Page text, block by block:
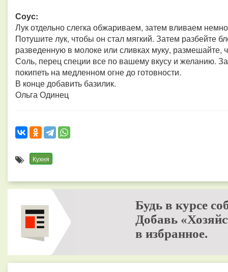
Соус:
Лук отдельно слегка обжариваем, затем вливаем
Потушите лук, чтобы он стал мягкий. Затем разбейте
разведенную в молоке или сливках муку, размешайте,
Соль, перец специи все по вашему вкусу и желанию.
покипеть на медленном огне до готовности.
В конце добавить базилик.
Ольга Одинец
Кухня
Будь в курсе
Добавь
в избранное.